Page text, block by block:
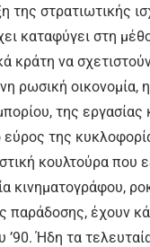
της στρατιωτικής
καταφύγει στη
κράτη να
ρωσική
της
εύρος της
κουλτούρα
κινηματογράφου,
παράδοσης, έχουν
’90. Ήδη τα